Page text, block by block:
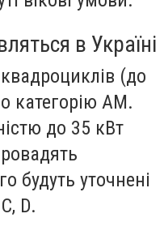
в Україні
(до
категорію АМ.
до 35 кВт
будуть уточнені
D.